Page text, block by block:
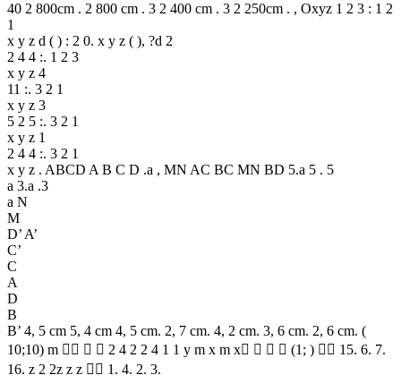
40 2 800cm . 2 800 cm . 3 2 400 cm . 3 2 250cm . , Oxyz 1 2 3 : 1 2
1
x y z d ( ) : 2 0. x y z ( ), ?d 2
2 4 4 :. 1 2 3
x y z 4
11 :. 3 2 1
x y z 3
5 2 5 :. 3 2 1
x y z 1
2 4 4 :. 3 2 1
x y z . ABCD A B C D .a , MN AC BC MN BD 5.a 5 . 5
a 3.a .3
a N
M
D’ A’
C’
C
A
D
B
B’ 4, 5 cm 5, 4 cm 4, 5 cm. 2, 7 cm. 4, 2 cm. 3, 6 cm. 2, 6 cm. (
10;10) m    2 4 2 2 4 1 1 y m x m x    (1; )  15. 6. 7.
16. z 2 2z z z  1. 4. 2. 3.